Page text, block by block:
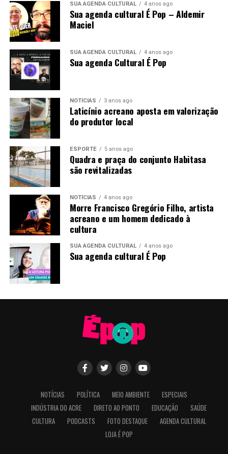
SUA AGENDA CULTURAL 4 anos ago
Sua agenda cultural É Pop – Aldemir
Maciel
SUA AGENDA CULTURAL 4 anos ago
Sua agenda Cultural É Pop
NOTÍCIAS 3 anos ago
Laticínio acreano aposta em valorização
do produtor local
ESPORTE 5 anos ago
Quadra e praça do conjunto Habitasa
são revitalizadas
NOTÍCIAS 4 anos ago
Morre Francisco Gregório Filho, artista
acreano e um homem dedicado à
cultura
SUA AGENDA CULTURAL 4 anos ago
Sua agenda cultural É Pop
NOTÍCIAS POLÍTICA MEIO AMBIENTE
ESPECIAIS
INDÚSTRIA DO ACRE
DIRETO AO PONTO EDUCAÇÃO
SAÚDE
CULTURA
PODCASTS FOTO DESTAQUE
AGENDA CULTURAL
LOJA É POP